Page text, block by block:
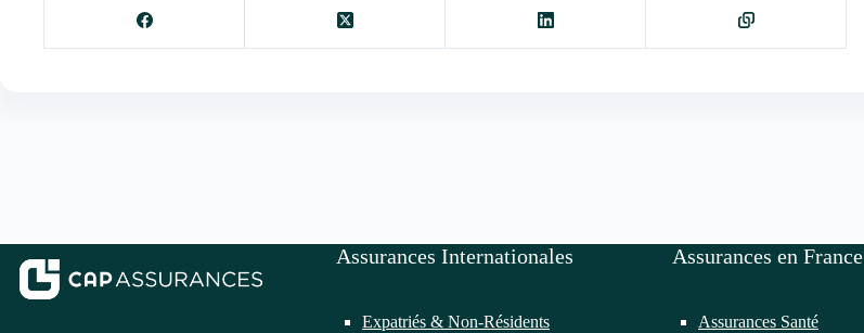
Assurances Internationales
Expatriés & Non-Résidents
Assurances en France
Assurances Santé